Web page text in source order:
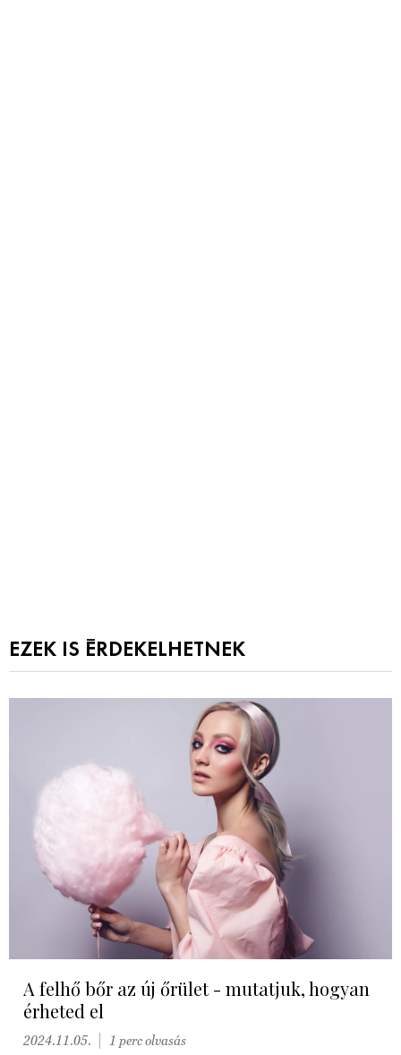
EZEK IS ÉRDEKELHETNEK
A felhő bőr az új őrület - mutatjuk, hogyan
érheted el
2024.11.05. 1 perc olvasás